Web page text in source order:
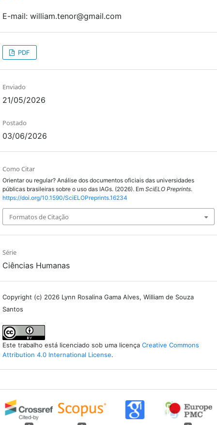
E-mail: william.tenor@gmail.com
PDF
Enviado
21/05/2026
Postado
03/06/2026
Como Citar
Orientar ou regular? Análise dos documentos oficiais das universidades
públicas brasileiras sobre o uso das IAGs. (2026). Em SciELO Preprints.
https://doi.org/10.1590/SciELOPreprints.16234
Formatos de Citação
Série
Ciências Humanas
Copyright (c) 2026 Lynn Rosalina Gama Alves, William de Souza
Santos
Este trabalho está licenciado sob uma licença Creative Commons
Attribution 4.0 International License.